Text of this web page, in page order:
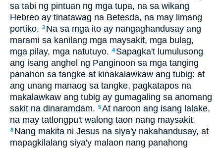
sa tabi ng pintuan ng mga tupa, na sa wikang
Hebreo ay tinatawag na Betesda, na may limang
portiko. 3 Na sa mga ito ay nangaghandusay ang
marami sa kanilang mga maysakit, mga bulag,
mga pilay, mga natutuyo. 4 Sapagka't lumulusong
ang isang anghel ng Panginoon sa mga tanging
panahon sa tangke at kinakalawkaw ang tubig: at
ang unang manaog sa tangke, pagkatapos na
makalawkaw ang tubig ay gumagaling sa anomang
sakit na dinaramdam. 5At naroon ang isang lalake,
na may tatlongpu't walong taon nang maysakit.
6 Nang makita ni Jesus na siya'y nakahandusay, at
mapagkilalang siya'y malaon nang panahong